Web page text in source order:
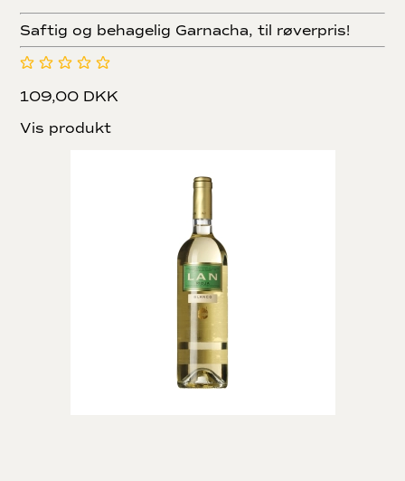
Saftig og behagelig Garnacha, til røverpris!
109,00 DKK
Vis produkt